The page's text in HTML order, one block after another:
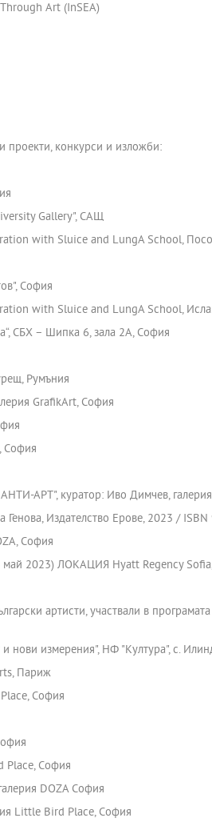
Art (InSEA)
проекти, конкурси и изложби:
Gallery", САЩ
with Sluice and LungA School,
София
with Sluice and LungA School,
СБХ – Шипка 6, зала 2А, София
Румъния
GrafikArt, София
София
АРТ", куратор: Иво Димчев,
Генова, Издателство Ерове, 2023 /
София
2023) ЛОКАЦИЯ Hyatt Regency Sofia,
артисти, участвали в
нови измерения", НФ "Култура", с.
Париж
София
Place, София
DOZA София
Little Bird Place, София